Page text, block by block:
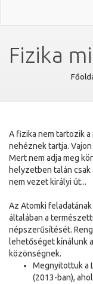
Fizika
A fizika nem tartozik
nehéznek tartja.
Mert nem adja meg
helyzetben talán
nem vezet királyi út...
Az Atomki
általában a
népszerűsítését.
lehetőséget kínálunk
közönségnek.
Megnyitottuk a
(2013-ban),